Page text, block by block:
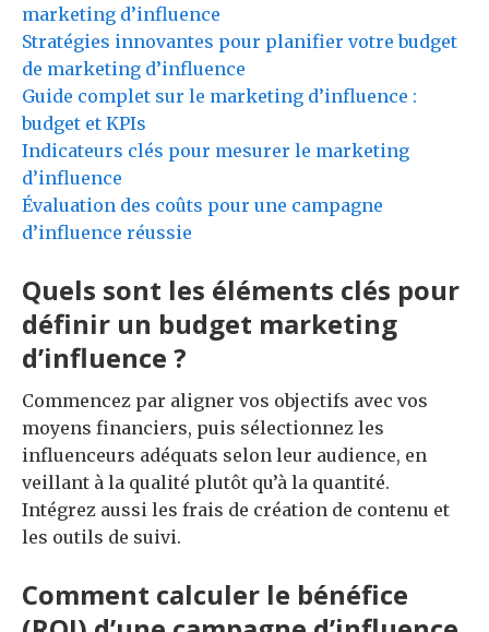
marketing d’influence
Stratégies innovantes pour planifier votre budget
de marketing d’influence
Guide complet sur le marketing d’influence :
budget et KPIs
Indicateurs clés pour mesurer le marketing
d’influence
Évaluation des coûts pour une campagne
d’influence réussie
Quels sont les éléments clés pour
définir un budget marketing
d’influence ?
Commencez par aligner vos objectifs avec vos
moyens financiers, puis sélectionnez les
influenceurs adéquats selon leur audience, en
veillant à la qualité plutôt qu’à la quantité.
Intégrez aussi les frais de création de contenu et
les outils de suivi.
Comment calculer le bénéfice